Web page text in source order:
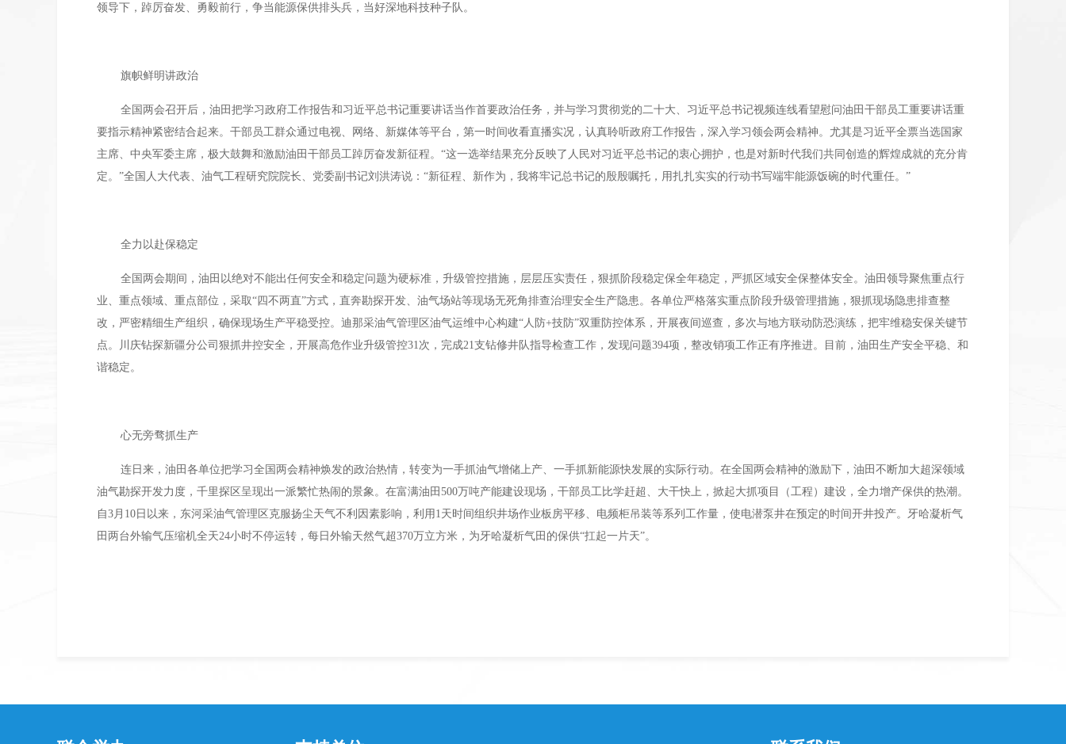
领导下，踔厉奋发、勇毅前行，争当能源保供排头兵，当好深地科技种子队。
旗帜鲜明讲政治
全国两会召开后，油田把学习政府工作报告和习近平总书记重要讲话当作首要政治任务，并与学习贯彻党的二十大、习近平总书记视频连线看望慰问油田干部员工重要讲话重
要指示精神紧密结合起来。干部员工群众通过电视、网络、新媒体等平台，第一时间收看直播实况，认真聆听政府工作报告，深入学习领会两会精神。尤其是习近平全票当选国家
主席、中央军委主席，极大鼓舞和激励油田干部员工踔厉奋发新征程。“这一选举结果充分反映了人民对习近平总书记的衷心拥护，也是对新时代我们共同创造的辉煌成就的充分肯
定。”全国人大代表、油气工程研究院院长、党委副书记刘洪涛说：“新征程、新作为，我将牢记总书记的殷殷嘱托，用扎扎实实的行动书写端牢能源饭碗的时代重任。”
全力以赴保稳定
全国两会期间，油田以绝对不能出任何安全和稳定问题为硬标准，升级管控措施，层层压实责任，狠抓阶段稳定保全年稳定，严抓区域安全保整体安全。油田领导聚焦重点行
业、重点领域、重点部位，采取“四不两直”方式，直奔勘探开发、油气场站等现场无死角排查治理安全生产隐患。各单位严格落实重点阶段升级管理措施，狠抓现场隐患排查整
改，严密精细生产组织，确保现场生产平稳受控。迪那采油气管理区油气运维中心构建“人防+技防”双重防控体系，开展夜间巡查，多次与地方联动防恐演练，把牢维稳安保关键节
点。川庆钻探新疆分公司狠抓井控安全，开展高危作业升级管控31次，完成21支钻修井队指导检查工作，发现问题394项，整改销项工作正有序推进。目前，油田生产安全平稳、和
谐稳定。
心无旁骛抓生产
连日来，油田各单位把学习全国两会精神焕发的政治热情，转变为一手抓油气增储上产、一手抓新能源快发展的实际行动。在全国两会精神的激励下，油田不断加大超深领域
油气勘探开发力度，千里探区呈现出一派繁忙热闹的景象。在富满油田500万吨产能建设现场，干部员工比学赶超、大干快上，掀起大抓项目（工程）建设，全力增产保供的热潮。
自3月10日以来，东河采油气管理区克服扬尘天气不利因素影响，利用1天时间组织井场作业板房平移、电频柜吊装等系列工作量，使电潜泵井在预定的时间开井投产。牙哈凝析气
田两台外输气压缩机全天24小时不停运转，每日外输天然气超370万立方米，为牙哈凝析气田的保供“扛起一片天”。